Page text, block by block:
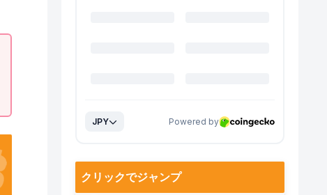
クリックでジャンプ